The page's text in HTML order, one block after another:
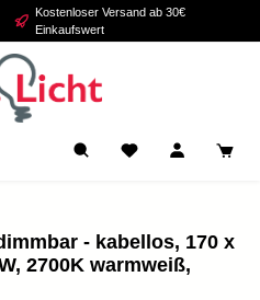
Kostenloser Versand ab 30€
Einkaufswert
- kabellos, 170 x
2700K warmweiß,